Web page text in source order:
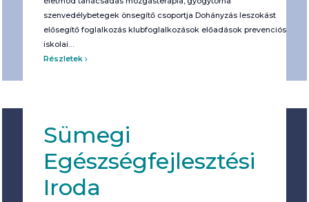
szenvedélybetegek önsegítő csoportja Dohányzás leszokást
elősegítő foglalkozás klubfoglalkozások előadások prevenciós
iskolai…
Részletek
Sümegi
Egészségfejlesztési
Iroda